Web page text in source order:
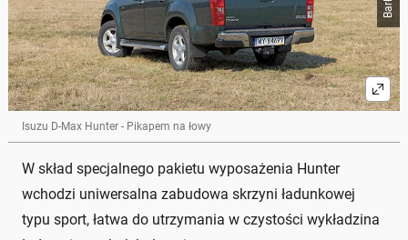
Isuzu D-Max Hunter - Pikapem na łowy
W skład specjalnego pakietu wyposażenia Hunter
wchodzi uniwersalna zabudowa skrzyni ładunkowej
typu sport, łatwa do utrzymania w czystości wykładzina